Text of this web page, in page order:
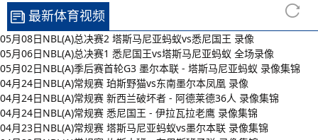
最新体育视频
05月08日NBL(A)总决赛2 塔斯马尼亚蚂蚁vs悉尼国王 录像
05月06日NBL(A)总决赛1 悉尼国王vs塔斯马尼亚蚂蚁 全场录像
05月02日NBL(A)季后赛首轮G3 墨尔本联 - 塔斯马尼亚蚂蚁 录像集锦
04月24日NBL(A)常规赛 珀斯野猫vs东南墨尔本凤凰 录像
04月24日NBL(A)常规赛 新西兰破坏者 - 阿德莱德36人 录像集锦
04月24日NBL(A)常规赛 悉尼国王 - 伊拉瓦拉老鹰 录像集锦
04月23日NBL(A)常规赛 塔斯马尼亚蚂蚁vs墨尔本联 录像集锦